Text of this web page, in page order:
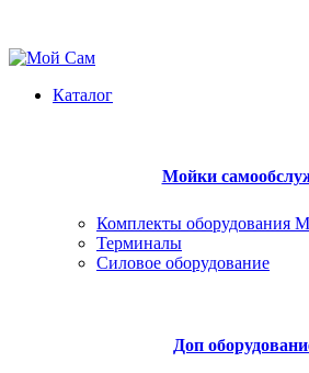
Каталог
Мойки
Комплекты оборудования
Терминалы
Силовое оборудование
Доп